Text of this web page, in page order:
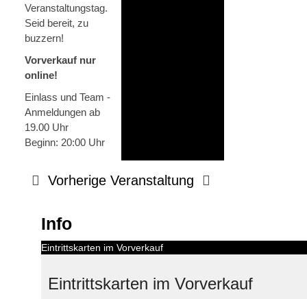
Veranstaltungstag.
Seid bereit, zu
buzzern!
Vorverkauf nur
online!
Einlass und Team -
Anmeldungen ab
19.00 Uhr
Beginn: 20:00 Uhr
Vorherige Veranstaltung
Info
Eintrittskarten im Vorverkauf
Eintrittskarten im Vorverkauf